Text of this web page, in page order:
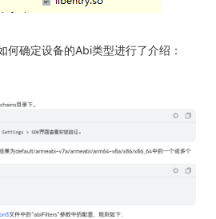
何确定设备的Abi类型进行了介绍：